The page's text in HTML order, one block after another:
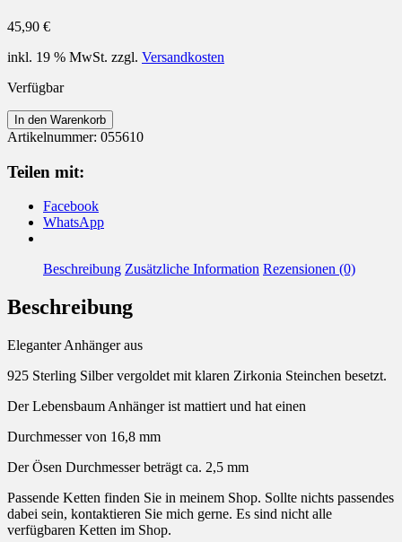
45,90 €
inkl. 19 % MwSt. zzgl. Versandkosten
Verfügbar
Anhänger
925
Baum
mit
Zirkonia
vergoldet
mattiert
Menge
In den Warenkorb
Artikelnummer: 055610
Teilen mit:
Facebook
WhatsApp
Beschreibung Zusätzliche Information Rezensionen (0)
Beschreibung
Eleganter Anhänger aus
925 Sterling Silber vergoldet mit klaren Zirkonia Steinchen besetzt.
Der Lebensbaum Anhänger ist mattiert und hat einen
Durchmesser von 16,8 mm
Der Ösen Durchmesser beträgt ca. 2,5 mm
Passende Ketten finden Sie in meinem Shop. Sollte nichts passendes
dabei sein, kontaktieren Sie mich gerne. Es sind nicht alle
verfügbaren Ketten im Shop.